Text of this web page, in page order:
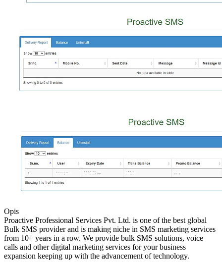
Opis
Proactive Professional Services Pvt. Ltd. is one of the best global
Bulk SMS provider and is making niche in SMS marketing services
from 10+ years in a row. We provide bulk SMS solutions, voice
calls and other digital marketing services for your business
expansion keeping up with the advancement of technology.